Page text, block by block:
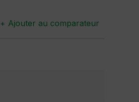
+ Ajouter au comparateur